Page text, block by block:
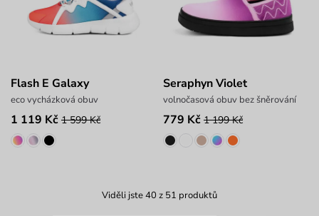
Flash E Galaxy
eco vycházková obuv
1 119 Kč 1 599 Kč
Seraphyn Violet
volnočasová obuv bez šněrování
779 Kč 1 199 Kč
Viděli jste 40 z 51 produktů